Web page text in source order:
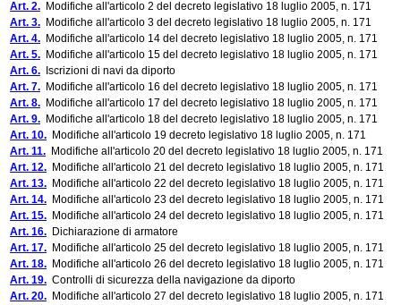
Art. 2. Modifiche all'articolo 2 del decreto legislativo 18 luglio 2005, n. 171
Art. 3. Modifiche all'articolo 3 del decreto legislativo 18 luglio 2005, n. 171
Art. 4. Modifiche all'articolo 14 del decreto legislativo 18 luglio 2005, n. 171
Art. 5. Modifiche all'articolo 15 del decreto legislativo 18 luglio 2005, n. 171
Art. 6. Iscrizioni di navi da diporto
Art. 7. Modifiche all'articolo 16 del decreto legislativo 18 luglio 2005, n. 171
Art. 8. Modifiche all'articolo 17 del decreto legislativo 18 luglio 2005, n. 171
Art. 9. Modifiche all'articolo 18 del decreto legislativo 18 luglio 2005, n. 171
Art. 10. Modifiche all'articolo 19 decreto legislativo 18 luglio 2005, n. 171
Art. 11. Modifiche all'articolo 20 del decreto legislativo 18 luglio 2005, n. 171
Art. 12. Modifiche all'articolo 21 del decreto legislativo 18 luglio 2005, n. 171
Art. 13. Modifiche all'articolo 22 del decreto legislativo 18 luglio 2005, n. 171
Art. 14. Modifiche all'articolo 23 del decreto legislativo 18 luglio 2005, n. 171
Art. 15. Modifiche all'articolo 24 del decreto legislativo 18 luglio 2005, n. 171
Art. 16. Dichiarazione di armatore
Art. 17. Modifiche all'articolo 25 del decreto legislativo 18 luglio 2005, n. 171
Art. 18. Modifiche all'articolo 26 del decreto legislativo 18 luglio 2005, n. 171
Art. 19. Controlli di sicurezza della navigazione da diporto
Art. 20. Modifiche all'articolo 27 del decreto legislativo 18 luglio 2005, n. 171